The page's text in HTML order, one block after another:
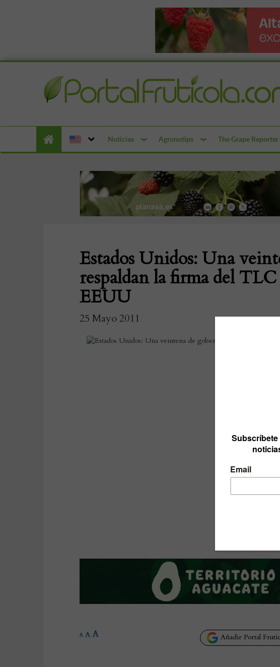
Noticias Agronotips The Grape Reporter
Estados Unidos: Una
respaldan la firma del
EEUU
25 Mayo 2011
Añadir Portal
A A A